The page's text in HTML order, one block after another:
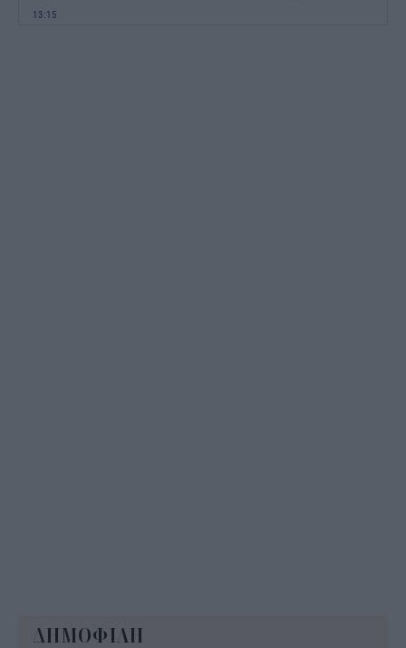
13:15
ΔΗΜΟΦΙΛΗ